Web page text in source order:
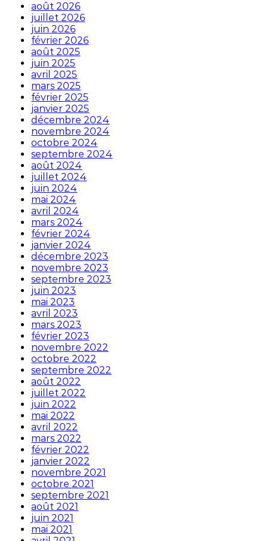
août 2026
juillet 2026
juin 2026
février 2026
août 2025
juin 2025
avril 2025
mars 2025
février 2025
janvier 2025
décembre 2024
novembre 2024
octobre 2024
septembre 2024
août 2024
juillet 2024
juin 2024
mai 2024
avril 2024
mars 2024
février 2024
janvier 2024
décembre 2023
novembre 2023
septembre 2023
juin 2023
mai 2023
avril 2023
mars 2023
février 2023
novembre 2022
octobre 2022
septembre 2022
août 2022
juillet 2022
juin 2022
mai 2022
avril 2022
mars 2022
février 2022
janvier 2022
novembre 2021
octobre 2021
septembre 2021
août 2021
juin 2021
mai 2021